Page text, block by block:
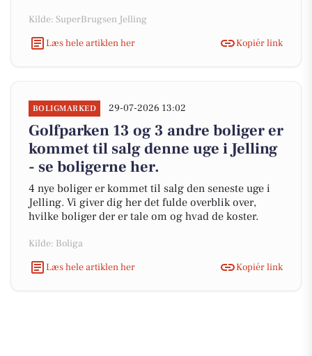
Kilde: SuperBrugsen Jelling
Læs hele artiklen her
Kopiér link
BOLIGMARKED 29-07-2026 13:02
Golfparken 13 og 3 andre boliger er
kommet til salg denne uge i Jelling
- se boligerne her.
4 nye boliger er kommet til salg den seneste uge i
Jelling. Vi giver dig her det fulde overblik over,
hvilke boliger der er tale om og hvad de koster.
Kilde: Boliga
Læs hele artiklen her
Kopiér link